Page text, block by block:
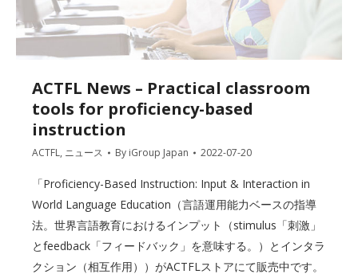
ACTFL News – Practical classroom
tools for proficiency-based
instruction
ACTFL, ニュース By iGroup Japan 2022-07-20
「Proficiency-Based Instruction: Input & Interaction in
World Language Education（言語運用能力ベースの指導
法。世界言語教育におけるインプット（stimulus「刺激」
とfeedback「フィードバック」を意味する。）とインタラ
クション（相互作用））がACTFLストアにて販売中です。